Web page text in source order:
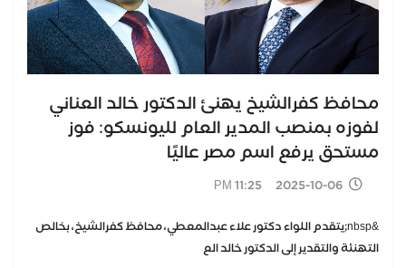
محافظ كفرالشيخ يهنئ الدكتور خالد العناني
لفوزه بمنصب المدير العام لليونسكو: فوز
مستحق يرفع اسم مصر عاليًا
2025-10-06 11:25 PM
&nbsp;يتقدم اللواء دكتور علاء عبدالمعطي، محافظ كفرالشيخ، بخالص
التهنئة والتقدير إلى الدكتور خالد الع